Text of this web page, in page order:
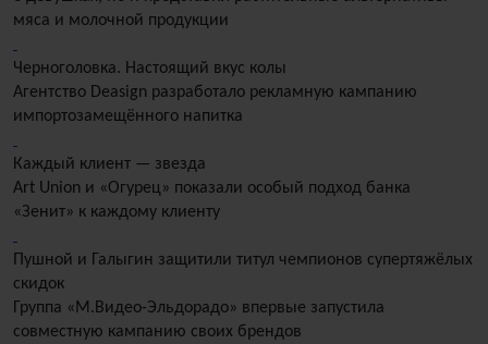
мяса и молочной продукции
Черноголовка. Настоящий вкус колы
Агентство Deasign разработало рекламную кампанию
импортозамещённого напитка
Каждый клиент — звезда
Art Union и «Огурец» показали особый подход банка
«Зенит» к каждому клиенту
Пушной и Галыгин защитили титул чемпионов супертяжёлых
скидок
Группа «М.Видео-Эльдорадо» впервые запустила
совместную кампанию своих брендов